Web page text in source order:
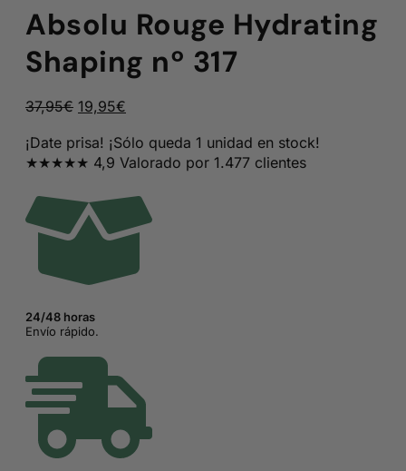
Absolu Rouge Hydrating
Shaping nº 317
37,95€ El
original
era:
37,95€.
19,95€
actual
es:
19,95€.
¡Date prisa! ¡Sólo queda 1 unidad en stock!
★★★★★ 4,9 Valorado por 1.477 clientes
24/48 horas
Envío rápido.